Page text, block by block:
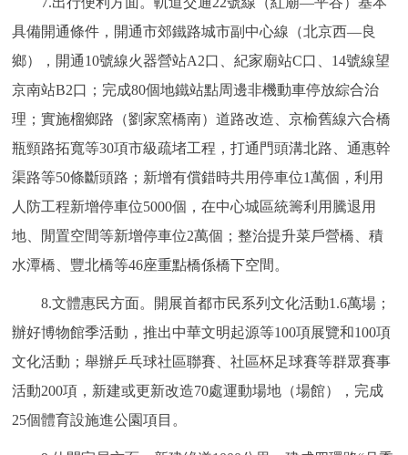
具備開通條件，開通市郊鐵路城市副中心線（北京西—良
鄉），開通10號線火器營站A2口、紀家廟站C口、14號線望
京南站B2口；完成80個地鐵站點周邊非機動車停放綜合治
理；實施榴鄉路（劉家窯橋南）道路改造、京榆舊線六合橋
瓶頸路拓寬等30項市級疏堵工程，打通門頭溝北路、通惠幹
渠路等50條斷頭路；新增有償錯時共用停車位1萬個，利用
人防工程新增停車位5000個，在中心城區統籌利用騰退用
地、閒置空間等新增停車位2萬個；整治提升菜戶營橋、積
水潭橋、豐北橋等46座重點橋係橋下空間。
8.文體惠民方面。開展首都市民系列文化活動1.6萬場；
辦好博物館季活動，推出中華文明起源等100項展覽和100項
文化活動；舉辦乒乓球社區聯賽、社區杯足球賽等群眾賽事
活動200項，新建或更新改造70處運動場地（場館），完成
25個體育設施進公園項目。